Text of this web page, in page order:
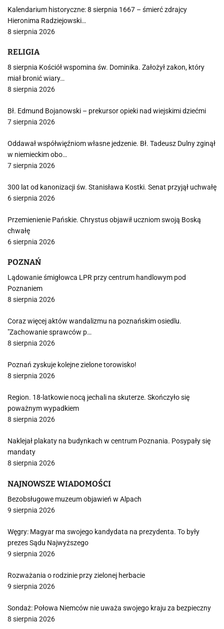
Kalendarium historyczne: 8 sierpnia 1667 – śmierć zdrajcy
Hieronima Radziejowski…
8 sierpnia 2026
RELIGIA
8 sierpnia Kościół wspomina św. Dominika. Założył zakon, który
miał bronić wiary…
8 sierpnia 2026
Bł. Edmund Bojanowski – prekursor opieki nad wiejskimi dziećmi
7 sierpnia 2026
Oddawał współwięźniom własne jedzenie. Bł. Tadeusz Dulny zginął
w niemieckim obo…
7 sierpnia 2026
300 lat od kanonizacji św. Stanisława Kostki. Senat przyjął uchwałę
6 sierpnia 2026
Przemienienie Pańskie. Chrystus objawił uczniom swoją Boską
chwałę
6 sierpnia 2026
POZNAŃ
Lądowanie śmigłowca LPR przy centrum handlowym pod
Poznaniem
8 sierpnia 2026
Coraz więcej aktów wandalizmu na poznańskim osiedlu.
"Zachowanie sprawców p…
8 sierpnia 2026
Poznań zyskuje kolejne zielone torowisko!
8 sierpnia 2026
Region. 18-latkowie nocą jechali na skuterze. Skończyło się
poważnym wypadkiem
8 sierpnia 2026
Naklejał plakaty na budynkach w centrum Poznania. Posypały się
mandaty
8 sierpnia 2026
NAJNOWSZE WIADOMOŚCI
Bezobsługowe muzeum objawień w Alpach
9 sierpnia 2026
Węgry: Magyar ma swojego kandydata na prezydenta. To były
prezes Sądu Najwyższego
9 sierpnia 2026
Rozważania o rodzinie przy zielonej herbacie
9 sierpnia 2026
Sondaż: Połowa Niemców nie uważa swojego kraju za bezpieczny
8 sierpnia 2026